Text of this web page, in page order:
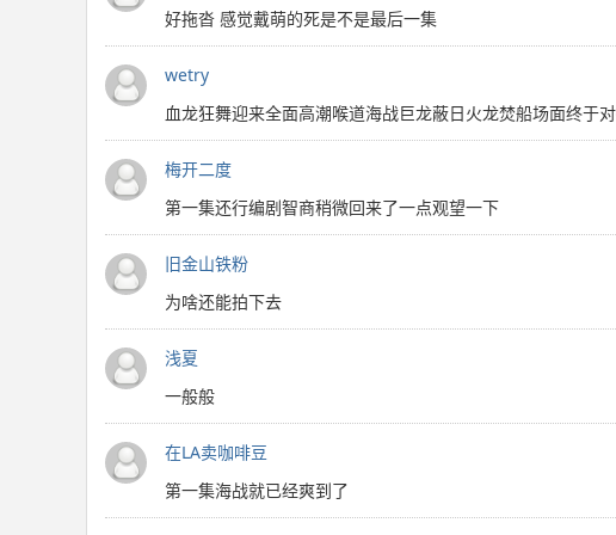
好拖沓 感觉戴萌的死是不是最后一集
wetry
血龙狂舞迎来全面高潮喉道海战巨龙蔽日火龙焚船场面终于
梅开二度
第一集还行编剧智商稍微回来了一点观望一下
旧金山铁粉
为啥还能拍下去
浅夏
一般般
在LA卖咖啡豆
第一集海战就已经爽到了